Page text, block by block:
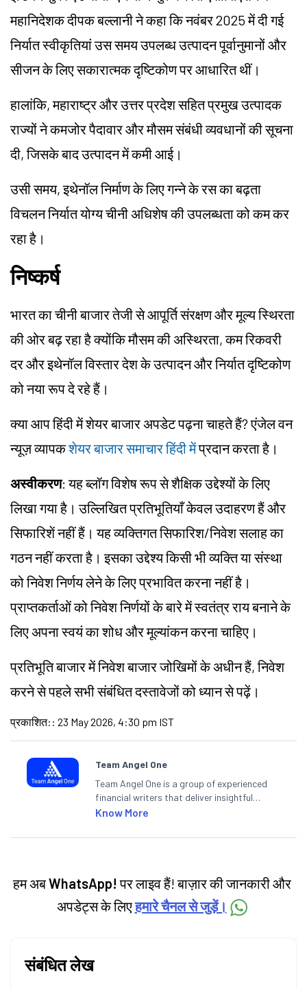
महानिदेशक दीपक बल्लानी ने कहा कि नवंबर 2025 में दी गई
निर्यात स्वीकृतियां उस समय उपलब्ध उत्पादन पूर्वानुमानों और
सीजन के लिए सकारात्मक दृष्टिकोण पर आधारित थीं।
हालांकि, महाराष्ट्र और उत्तर प्रदेश सहित प्रमुख उत्पादक
राज्यों ने कमजोर पैदावार और मौसम संबंधी व्यवधानों की सूचना
दी, जिसके बाद उत्पादन में कमी आई।
उसी समय, इथेनॉल निर्माण के लिए गन्ने के रस का बढ़ता
विचलन निर्यात योग्य चीनी अधिशेष की उपलब्धता को कम कर
रहा है।
निष्कर्ष
भारत का चीनी बाजार तेजी से आपूर्ति संरक्षण और मूल्य स्थिरता
की ओर बढ़ रहा है क्योंकि मौसम की अस्थिरता, कम रिकवरी
दर और इथेनॉल विस्तार देश के उत्पादन और निर्यात दृष्टिकोण
को नया रूप दे रहे हैं।
क्या आप हिंदी में शेयर बाजार अपडेट पढ़ना चाहते हैं? एंजेल वन
न्यूज़ व्यापकशेयर बाजार समाचार हिंदी मेंप्रदान करता है।
अस्वीकरण: यह ब्लॉग विशेष रूप से शैक्षिक उद्देश्यों के लिए
लिखा गया है। उल्लिखित प्रतिभूतियाँ केवल उदाहरण हैं और
सिफारिशें नहीं हैं। यह व्यक्तिगत सिफारिश/निवेश सलाह का
गठन नहीं करता है। इसका उद्देश्य किसी भी व्यक्ति या संस्था
को निवेश निर्णय लेने के लिए प्रभावित करना नहीं है।
प्राप्तकर्ताओं को निवेश निर्णयों के बारे में स्वतंत्र राय बनाने के
लिए अपना स्वयं का शोध और मूल्यांकन करना चाहिए।
प्रतिभूति बाजार में निवेश बाजार जोखिमों के अधीन हैं, निवेश
करने से पहले सभी संबंधित दस्तावेजों को ध्यान से पढ़ें।
प्रकाशित: : 23 May 2026, 4:30 pm IST
Team Angel One
Team Angel One is a group of experienced
financial writers that deliver insightful
articles on the stock market, IPO, economy,
categories.
Know More
हम अबWhatsApp! पर लाइव हैं! बाज़ार की जानकारी और
अपडेट्स के लिएहमारे चैनल से जुड़ें।
संबंधित लेख